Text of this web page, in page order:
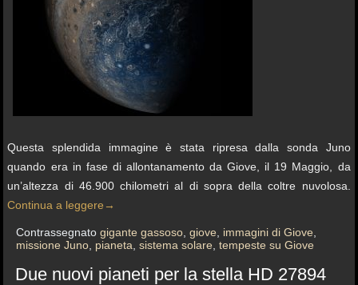
Questa splendida immagine è stata ripresa dalla sonda Juno
quando era in fase di allontanamento da Giove, il 19 Maggio, da
un’altezza di 46.900 chilometri al di sopra della coltre nuvolosa.
Continua a leggere →
Contrassegnato gigante gassoso ,giove immagini di Giove
missione Juno pianeta ,sistema solare ,tempeste su Giove
Due nuovi pianeti per la stella HD 27894